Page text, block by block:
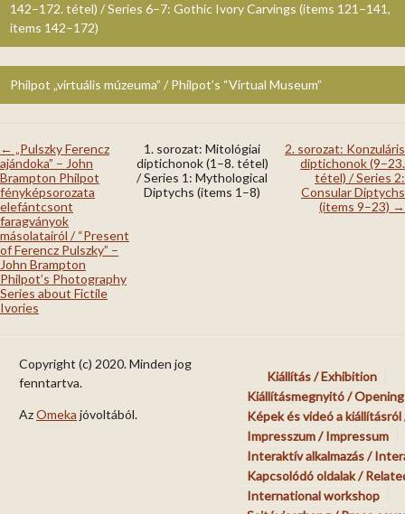
142–172. tétel) / Series 6–7: Gothic Ivory Carvings (items 121–141,
items 142–172)
Philpot „virtuális múzeuma” / Philpot’s “Virtual Museum”
← „Pulszky Ferencz
ajándoka” – John
Brampton Philpot
fényképsorozata
elefántcsont
faragványok
másolatairól / “Present
of Ferencz Pulszky” –
John Brampton
Philpot’s Photography
Series about Fictile
Ivories
2. sorozat: Konzuláris
diptichonok (9–23.
tétel) / Series 2:
Consular Diptychs
(items 9–23) →
1. sorozat: Mitológiai
diptichonok (1–8. tétel)
/ Series 1: Mythological
Diptychs (items 1–8)
Kiállítás / Exhibition
Kiállításmegnyitó /
Képek és videó a
Impresszum / Impressum
Interaktív alkalmazás /
Kapcsolódó oldalak /
International workshop
Copyright (c) 2020. Minden jog
fenntartva.
AzOmeka jóvoltából.